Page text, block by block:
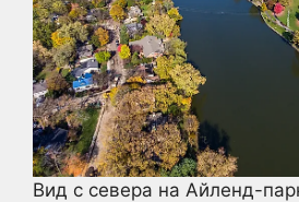
Вид с севера на Айленд-